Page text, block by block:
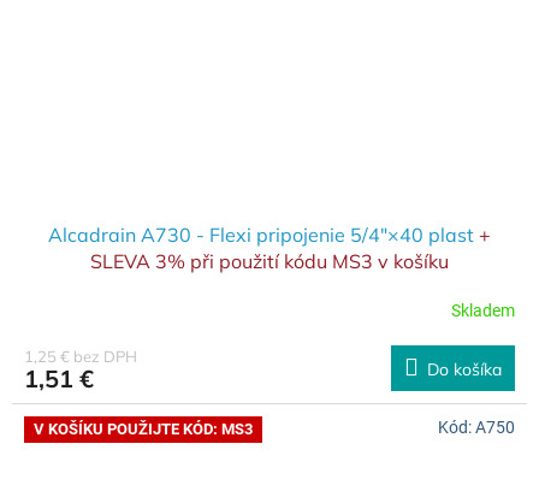
Alcadrain A730 - Flexi pripojenie 5/4"×40 plast +
SLEVA 3% při použití kódu MS3 v košíku
Skladem
1,25 € bez DPH
1,51 € Do košíka
V KOŠÍKU POUŽIJTE KÓD: MS3 Kód:A750